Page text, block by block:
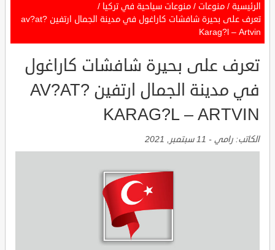
الرئيسية / منوعات / منوعات سياحية في تركيا /
تعرف على بحيرة شافشات كاراغول في مدينة الجمال ارتفين ?av?at
Karag?l – Artvin
تعرف على بحيرة شافشات كاراغول
في مدينة الجمال ارتفين ?AV?AT
KARAG?L – ARTVIN
الكاتب: رامي - 11 سبتمبر, 2021